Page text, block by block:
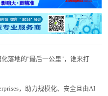
落地的"最后一公里"，谁来打
，助力规模化、安全且由AI